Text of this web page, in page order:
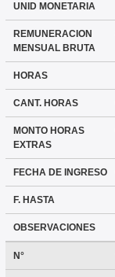
UNID MONETARIA
REMUNERACION
MENSUAL BRUTA
HORAS
CANT. HORAS
MONTO HORAS
EXTRAS
FECHA DE INGRESO
F. HASTA
OBSERVACIONES
N°